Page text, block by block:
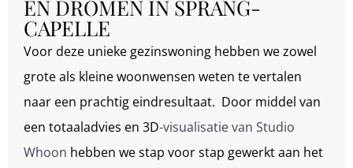
EN DROMEN IN SPRANG-
CAPELLE
Voor deze unieke gezinswoning hebben we zowel
grote als kleine woonwensen weten te vertalen
naar een prachtig eindresultaat. Door middel van
een totaaladvies en 3D-visualisatie van Studio
Whoon hebben we stap voor stap gewerkt aan het